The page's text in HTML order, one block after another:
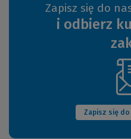
Zapisz się do
i odbierz
Zapisz się